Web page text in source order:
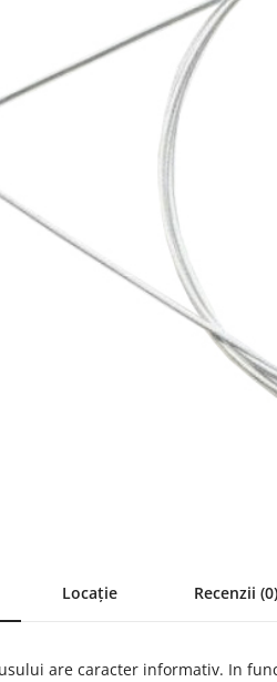
Locație Recenzii (0)
are caracter informativ. In